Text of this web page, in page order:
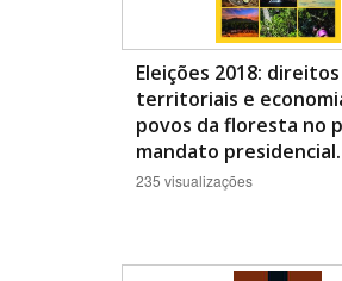
Eleições 2018: direitos
territoriais e
povos da floresta no
mandato presidencial.
235 visualizações